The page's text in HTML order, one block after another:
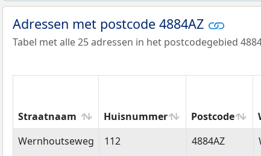
Adressen met postcode 4884AZ
Tabel met alle 25 adressen in het postcodegebied
Straatnaam Huisnummer Postcode
Straatnaam
Huisnummer Postcode
Wernhoutseweg 112 4884AZ